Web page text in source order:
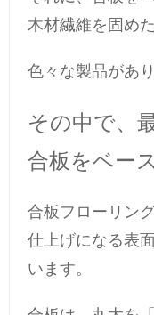
木材繊維を固め
色々な製品があり
その中で、
合板をベー
合板フローリン
仕上げになる表
います。